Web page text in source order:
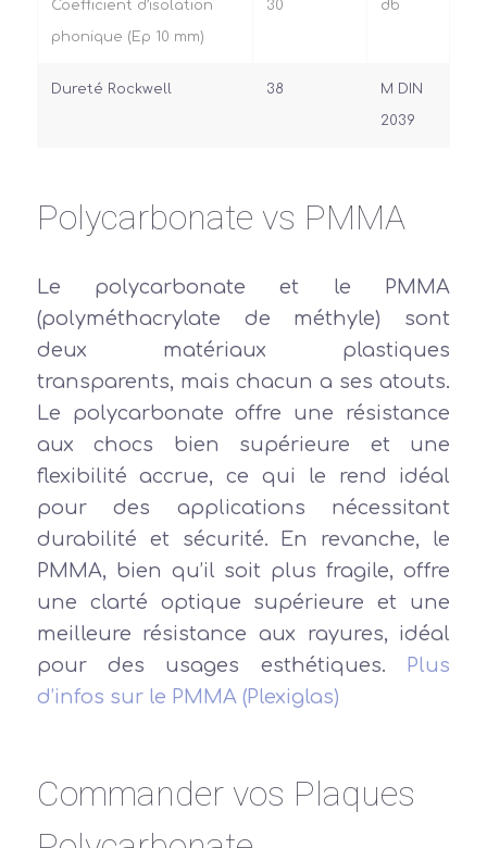
Coefficient d’isolation
phonique (Ep 10 mm)
30 db
Dureté Rockwell 38 M DIN
2039
Polycarbonate vs PMMA
Le polycarbonate et le PMMA
(polyméthacrylate de méthyle) sont
deux matériaux plastiques
transparents, mais chacun a ses atouts.
Le polycarbonate offre une résistance
aux chocs bien supérieure et une
flexibilité accrue, ce qui le rend idéal
pour des applications nécessitant
durabilité et sécurité. En revanche, le
PMMA, bien qu’il soit plus fragile, offre
une clarté optique supérieure et une
meilleure résistance aux rayures, idéal
pour des usages esthétiques.
Plus
d’infos sur le PMMA (Plexiglas)
Commander vos Plaques